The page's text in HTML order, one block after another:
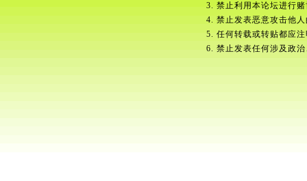
3. 禁止利用本论坛进行
4. 禁止发表恶意攻击他
5. 任何转载或转贴都应
6. 禁止发表任何涉及政